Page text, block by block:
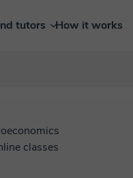
tutors How it works
classes